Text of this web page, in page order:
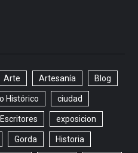
Arte Artesanía Blog
Histórico ciudad
Escritores exposicion
Gorda Historia